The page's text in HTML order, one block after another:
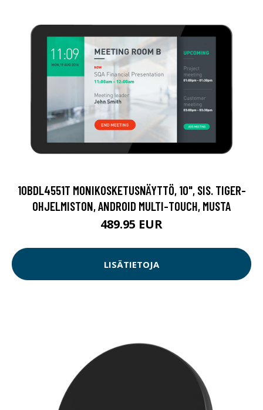
10BDL4551T MONIKOSKETUSNÄYTTÖ, 10", SIS. TIGER-
OHJELMISTON, ANDROID MULTI-TOUCH, MUSTA
489.95 EUR
LISÄTIETOJA